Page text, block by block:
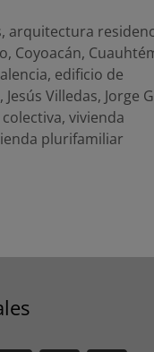
, arquitectura
, Coyoacán,
, edificio de
, Jesús Villedas, Jorge
, vivienda
plurifamiliar